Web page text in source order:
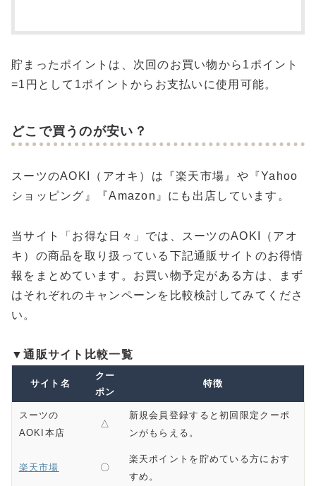
貯まったポイントは、次回のお買い物から1ポイント
=1円として1ポイントからお支払いに使用可能。
どこで買うのが安い？
スーツのAOKI（アオキ）は『楽天市場』や『Yahoo
ショッピング』『Amazon』にも出店しています。
当サイト「お得な日々」では、スーツのAOKI（アオ
キ）の商品を取り扱っている下記通販サイトのお得情
報をまとめています。お買い物予定がある方は、まず
はそれぞれのキャンペーンを比較検討してみてくださ
い。
▼通販サイト比較一覧
サイト名
クー
ポン
特徴
スーツの
AOKI本店
△
新規会員登録すると初回限定クーポ
ンがもらえる。
楽天市場 〇
楽天ポイントを貯めている方におす
すめ。